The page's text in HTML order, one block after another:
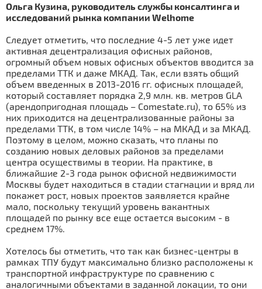
Ольга Кузина, руководитель службы консалтинга и
исследований рынка компании Welhome
Следует отметить, что последние 4-5 лет уже идет
активная децентрализация офисных районов,
огромный объем новых офисных объектов вводится за
пределами ТТК и даже МКАД. Так, если взять общий
объем введенных в 2013-2016 гг. офисных площадей,
который составляет порядка 2,9 млн. кв. метров GLA
(арендопригодная площадь – Comestate.ru), то 65% из
них приходится на децентрализованные районы за
пределами ТТК, в том числе 14% – на МКАД и за МКАД.
Поэтому в целом, можно сказать, что планы по
созданию новых деловых районов за пределами
центра осуществимы в теории. На практике, в
ближайшие 2-3 года рынок офисной недвижимости
Москвы будет находиться в стадии стагнации и вряд ли
покажет рост, новых проектов заявляется крайне
мало, поскольку текущий уровень вакантных
площадей по рынку все еще остается высоким - в
среднем 17%.
Хотелось бы отметить, что так как бизнес-центры в
рамках ТПУ будут максимально близко расположены к
транспортной инфраструктуре по сравнению с
аналогичными объектами в заданной локации, то они